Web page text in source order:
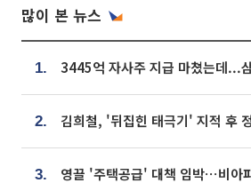
많이 본 뉴스
1.
2.
3.